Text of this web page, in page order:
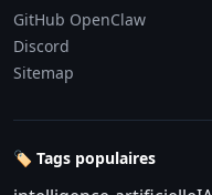
GitHub OpenClaw
Discord
Sitemap
🏷️ Tags populaires